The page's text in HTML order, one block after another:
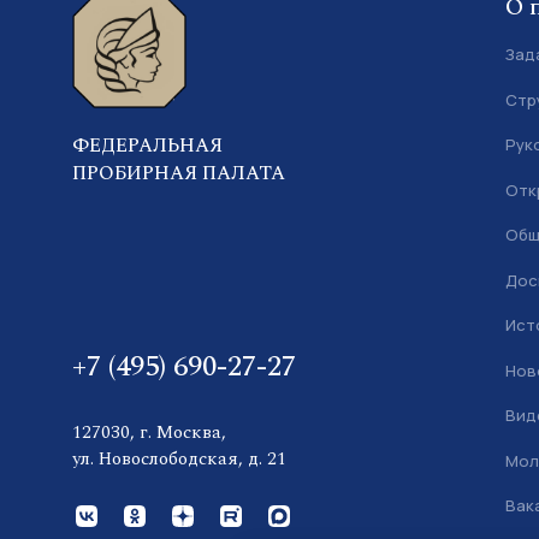
ФЕДЕРАЛЬНАЯ
ПРОБИРНАЯ ПАЛАТА
+7 (495) 690-27-27
127030, г. Москва,
ул. Новослободская, д. 21
О